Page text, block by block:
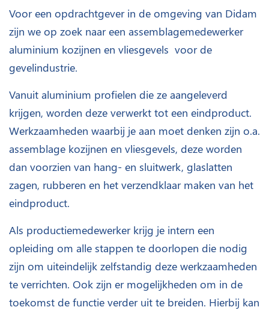
Voor een opdrachtgever in de omgeving van Didam
zijn we op zoek naar een assemblagemedewerker
aluminium kozijnen en vliesgevels voor de
gevelindustrie.
Vanuit aluminium profielen die ze aangeleverd
krijgen, worden deze verwerkt tot een eindproduct.
Werkzaamheden waarbij je aan moet denken zijn o.a.
assemblage kozijnen en vliesgevels, deze worden
dan voorzien van hang- en sluitwerk, glaslatten
zagen, rubberen en het verzendklaar maken van het
eindproduct.
Als productiemedewerker krijg je intern een
opleiding om alle stappen te doorlopen die nodig
zijn om uiteindelijk zelfstandig deze werkzaamheden
te verrichten. Ook zijn er mogelijkheden om in de
toekomst de functie verder uit te breiden. Hierbij kan